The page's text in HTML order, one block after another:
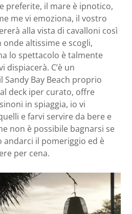
preferite, il mare è ipnotico,
me vi emoziona, il vostro
alla vista di cavalloni così
onde altissime e scogli,
lo spettacolo è talmente
dispiacerà. C’è un
Bay Beach proprio
deck iper curato, offre
in spiaggia, io vi
e farvi servire da bere e
non è possibile bagnarsi se
andarci il pomeriggio ed è
per cena.